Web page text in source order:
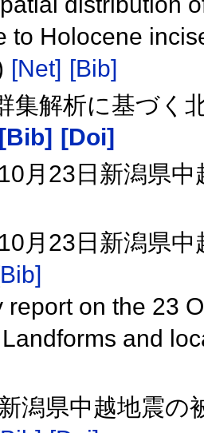
to Holocene
[Net] [Bib]
集解析に基づく
[Bib] [Doi]
月23日新潟県
月23日新潟県
report on the 23
and
潟県中越地震の